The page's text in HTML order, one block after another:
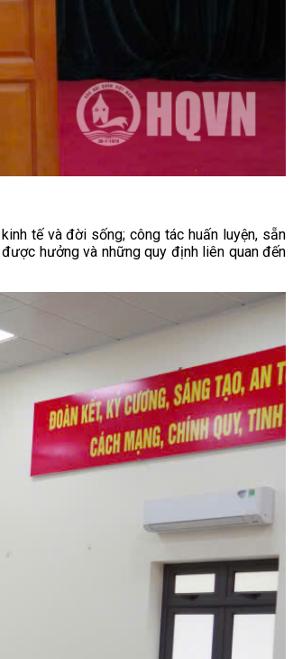
tế và đời sống; công tác huấn luyện, sẵn
hưởng và những quy định liên quan đến